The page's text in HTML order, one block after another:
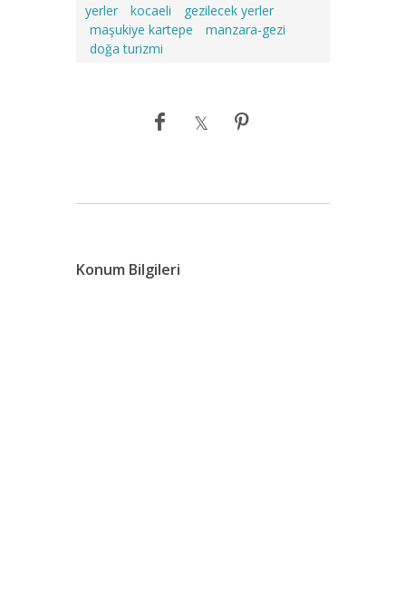
yerler
kocaeli
gezilecek yerler
maşukiye kartepe
manzara-gezi
doğa turizmi
Konum Bilgileri